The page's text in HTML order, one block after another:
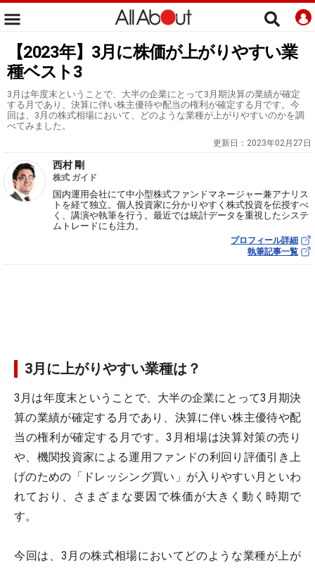
【2023年】3月に株価が上がりやすい業
種ベスト3
3月は年度末ということで、大半の企業にとって3月期決算の業績が確定
する月であり、決算に伴い株主優待や配当の権利が確定する月です。今
回は、3月の株式相場において、どのような業種が上がりやすいのかを調
べてみました。
更新日： 2023年02月27日
西村 剛
株式 ガイド
国内運用会社にて中小型株式ファンドマネージャー兼アナリス
トを経て独立。個人投資家に分かりやすく株式投資を伝授すべ
く、講演や執筆を行う。最近では統計データを重視したシステ
ムトレードにも注力。
プロフィール詳細
執筆記事一覧
3月に上がりやすい業種は？
3月は年度末ということで、大半の企業にとって3月期決
算の業績が確定する月であり、決算に伴い株主優待や配
当の権利が確定する月です。3月相場は決算対策の売り
や、機関投資家による運用ファンドの利回り評価引き上
げのための「ドレッシング買い」が入りやすい月といわ
れており、さまざまな要因で株価が大きく動く時期で
す。
今回は、3月の株式相場においてどのような業種が上が